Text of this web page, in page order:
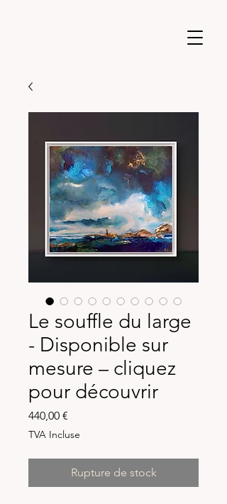
Le souffle du large
- Disponible sur
mesure – cliquez
pour découvrir
440,00 €
TVA Incluse
Rupture de stock